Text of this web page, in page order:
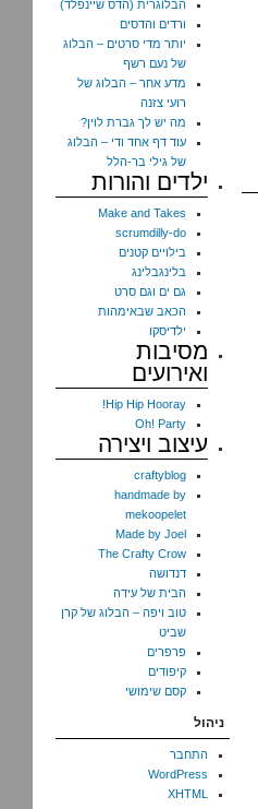
הבלוגרית (הדס שיינפלד)
ורדים והדסים
יותר מדי סרטים – הבלוג
של נעם רשף
מדע אחר – הבלוג של
רועי צזנה
מה יש לך גברת לוין?
עוד דף אחד ודי – הבלוג
של גילי בר-הלל
ילדים והורות
Make and Takes
scrumdilly-do
בילויים קטנים
בלינגבלינג
גם ים וגם סרט
הכאב שבאימהות
ילדיסקו
מסיבות
ואירועים
Hip Hip Hooray!
Oh! Party
עיצוב ויצירה
craftyblog
handmade by
mekoopelet
Made by Joel
The Crafty Crow
דנדושה
הבית של עידה
טוב ויפה – הבלוג של קרן
שביט
פרפרים
קיפודים
קסם שימושי
ניהול
התחבר
WordPress
XHTML